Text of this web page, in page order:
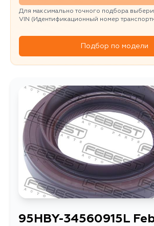
Для максимально точного подбора
VIN (Идентификационный номер
Подбор по модели
95HBY-34560915L